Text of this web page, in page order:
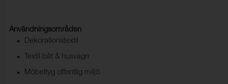
Användningsområden
Dekorationstextil
Textil båt & husvagn
Möbeltyg offentlig miljö